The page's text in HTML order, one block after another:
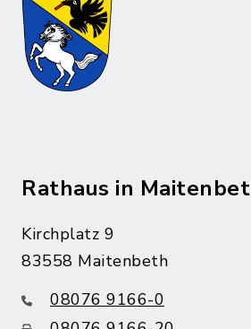
Rathaus in
Kirchplatz 9
83558 Maitenbeth
08076 9166-0